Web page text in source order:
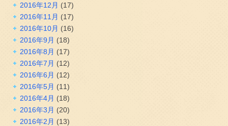
2016年12月 (17)
2016年11月 (17)
2016年10月 (16)
2016年9月 (18)
2016年8月 (17)
2016年7月 (12)
2016年6月 (12)
2016年5月 (11)
2016年4月 (18)
2016年3月 (20)
2016年2月 (13)